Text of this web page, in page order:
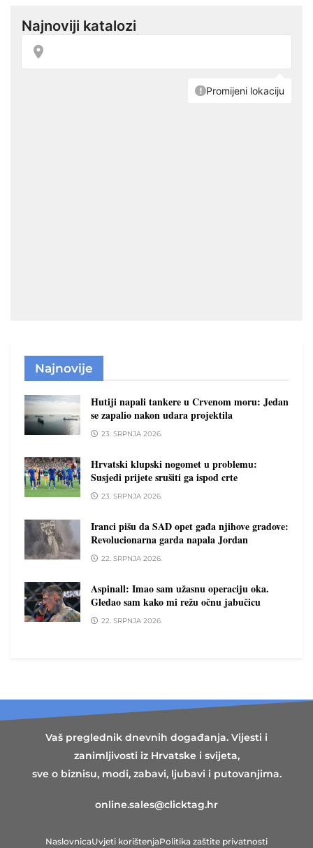
Najnovije
Hutiji napali tankere u Crvenom moru: Jedan
se zapalio nakon udara projektila
23. SRPNJA 2026.
Hrvatski klupski nogomet u problemu:
Susjedi prijete srušiti ga ispod crte
23. SRPNJA 2026.
Iranci pišu da SAD opet gađa njihove gradove:
Revolucionarna garda napala Jordan
22. SRPNJA 2026.
Aspinall: Imao sam užasnu operaciju oka.
Gledao sam kako mi režu očnu jabučicu
22. SRPNJA 2026.
Vaš preglednik dnevnih događanja. Vijesti i
zanimljivosti iz Hrvatske i svijeta,
sve o biznisu, modi, zabavi, ljubavi i putovanjima.
online.sales@clicktag.hr
NaslovnicaUvjeti korištenjaPolitika zaštite privatnosti